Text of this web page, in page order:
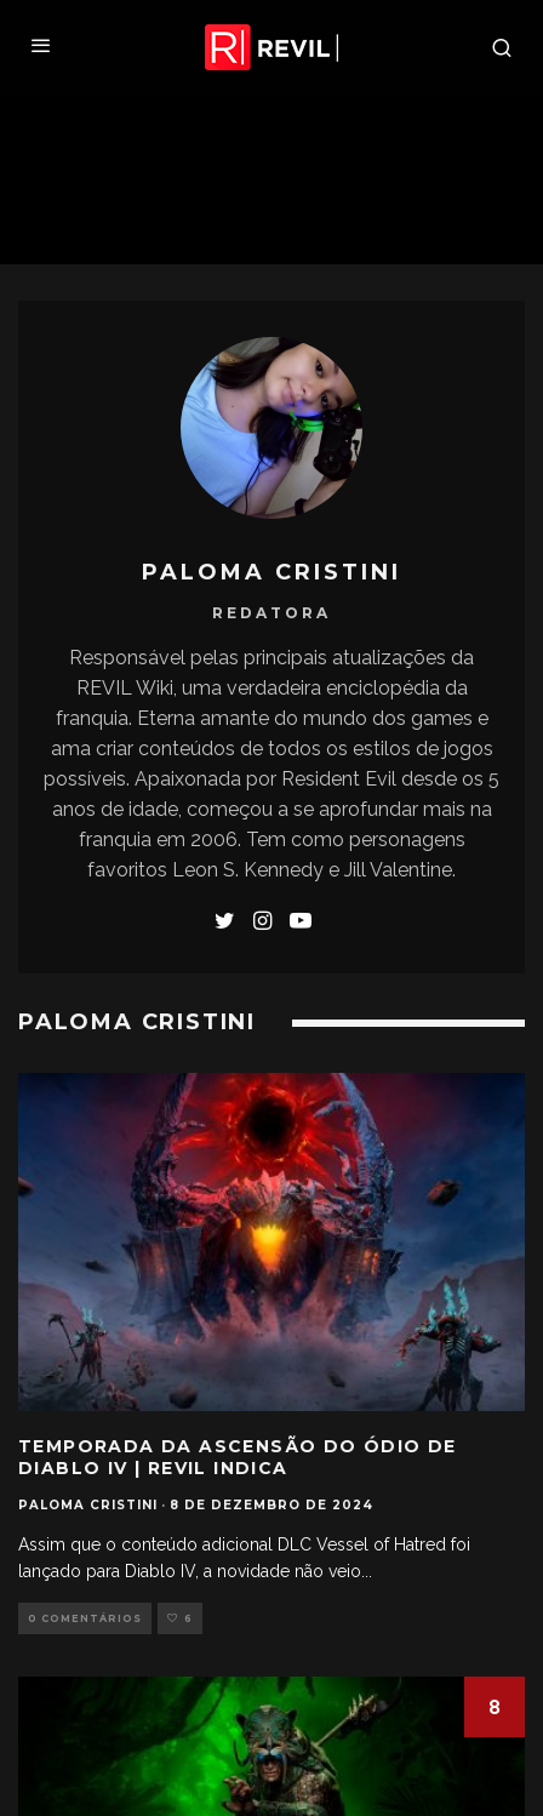
PALOMA CRISTINI
REDATORA
Responsável pelas principais atualizações da
REVIL Wiki, uma verdadeira enciclopédia da
franquia. Eterna amante do mundo dos games e
ama criar conteúdos de todos os estilos de jogos
possíveis. Apaixonada por Resident Evil desde os 5
anos de idade, começou a se aprofundar mais na
franquia em 2006. Tem como personagens
favoritos Leon S. Kennedy e Jill Valentine.
PALOMA CRISTINI
TEMPORADA DA ASCENSÃO DO ÓDIO DE
DIABLO IV | REVIL INDICA
PALOMA CRISTINI · 8 DE DEZEMBRO DE 2024
Assim que o conteúdo adicional DLC Vessel of Hatred foi
lançado para Diablo IV, a novidade não veio
0 COMENTÁRIOS 6
8